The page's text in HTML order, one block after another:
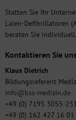
Statten Sie Ihr
Laien-Defibrillatoren
beraten Sie
Kontaktieren Sie
Klaus Dietrich
Bildungsreferent
info@bss-medizin.de
+49 (0) 7195 3055-
+49 (0) 162 427 16 01